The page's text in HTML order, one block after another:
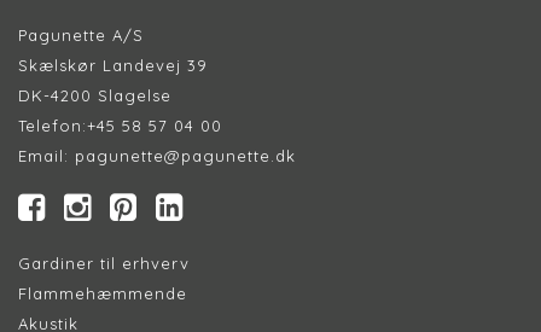
Pagunette A/S
Skælskør Landevej 39
DK-4200 Slagelse
Telefon:+45 58 57 04 00
Email: pagunette@pagunette.dk
Gardiner til erhverv
Flammehæmmende
Akustik